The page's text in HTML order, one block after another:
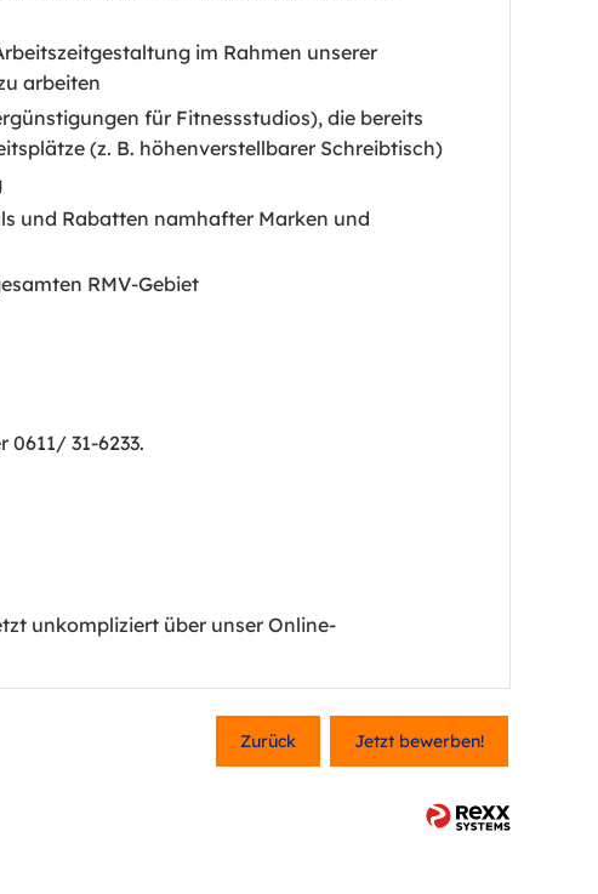
im Rahmen unserer
arbeiten
für Fitnessstudios), die bereits
(z. B. höhenverstellbarer Schreibtisch)
und Rabatten namhafter Marken und
RMV-Gebiet
31-6233.
unkompliziert über unser Online-
Zurück Jetzt bewerben!